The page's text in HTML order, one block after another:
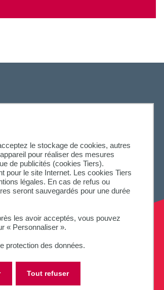
le stockage de cookies, autres
pour réaliser des mesures
de publicités (cookies Tiers).
pour le site Internet. Les cookies Tiers
légales. En cas de refus ou
seront sauvegardés pour une durée
les avoir acceptés, vous pouvez
« Personnaliser ».
protection des données.
Tout refuser